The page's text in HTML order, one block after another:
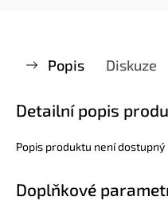
Popis Diskuze
Detailní popis
Popis produktu není dostupný
Doplňkové